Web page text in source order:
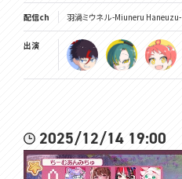
配信ch 羽渦ミウネル -Miuneru Haneuzu-
出演
2025/12/14 19:00